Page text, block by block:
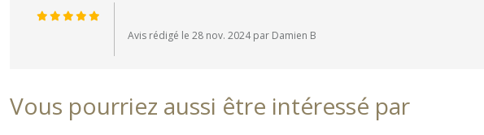
Avis rédigé le 28 nov. 2024 par Damien B
Vous pourriez aussi être intéressé par